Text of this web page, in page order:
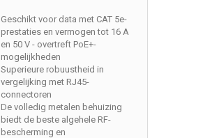
Geschikt voor data met CAT 5e-
prestaties en vermogen tot 16 A
en 50 V - overtreft PoE+-
mogelijkheden
Superieure robuustheid in
vergelijking met RJ45-
connectoren
De volledig metalen behuizing
biedt de beste algehele RF-
bescherming en